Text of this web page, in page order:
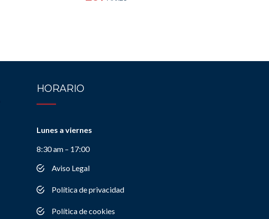
HORARIO
Lunes a viernes
8:30 am – 17:00
Aviso Legal
Política de privacidad
Política de cookies